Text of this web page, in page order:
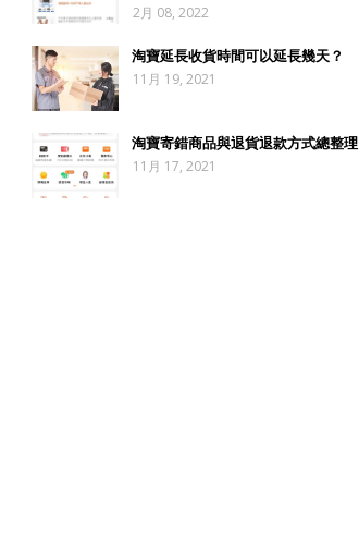
2月 08, 2022
淘寶延長收貨時間可以延長幾天？
11月 19, 2021
淘寶寄錯商品與退貨退款方式總整理
11月 17, 2021